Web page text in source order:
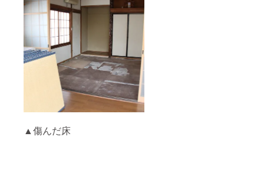
▲傷んだ床